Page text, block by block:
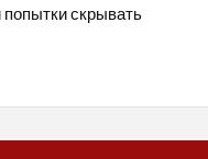
попытки скрывать